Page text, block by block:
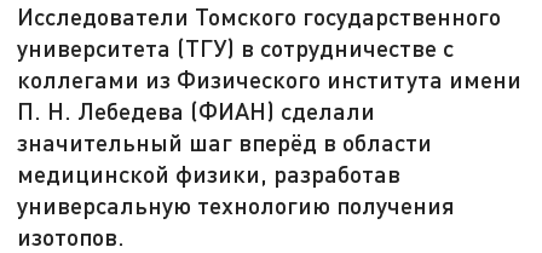
Исследователи Томского государственного
университета (ТГУ) в сотрудничестве с
коллегами из Физического института имени
П. Н. Лебедева (ФИАН) сделали
значительный шаг вперёд в области
медицинской физики, разработав
универсальную технологию получения
изотопов.